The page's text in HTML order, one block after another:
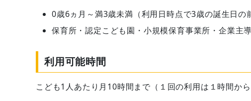
0歳6ヵ月～満3歳未満（利用日時点で3歳の誕生日の
保育所・認定こども園・小規模保育事業所・企業主
利用可能時間
こども1人あたり月10時間まで（１回の利用は１時間か